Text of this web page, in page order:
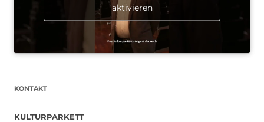
aktivieren
KONTAKT
KULTURPARKETT